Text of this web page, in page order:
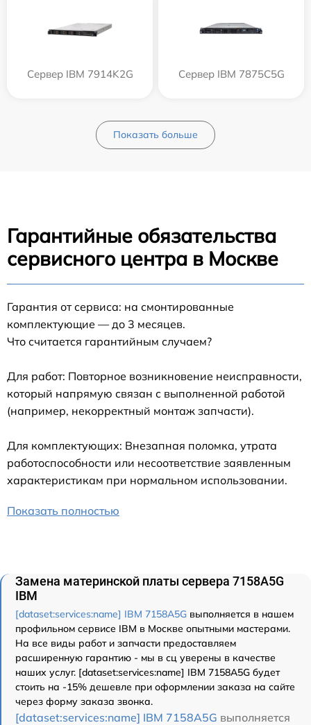
Сервер IBM 7914K2G Сервер IBM 7875C5G
Показать больше
Гарантийные обязательства
сервисного центра в Москве
Гарантия от сервиса: на смонтированные
комплектующие — до 3 месяцев.
Что считается гарантийным случаем?
Для работ: Повторное возникновение неисправности,
который напрямую связан с выполненной работой
(например, некорректный монтаж запчасти).
Для комплектующих: Внезапная поломка, утрата
работоспособности или несоответствие заявленным
характеристикам при нормальном использовании.
Показать полностью
Замена материнской платы сервера 7158A5G
IBM
[dataset:services:name] IBM 7158A5G выполняется в нашем
профильном сервисе IBM в Москве опытными мастерами.
На все виды работ и запчасти предоставляем
расширенную гарантию - мы в сц уверены в качестве
наших услуг. [dataset:services:name] IBM 7158A5G будет
стоить на -15% дешевле при оформлении заказа на сайте
через форму заказа звонка.
[dataset:services:name] IBM 7158A5G выполняется